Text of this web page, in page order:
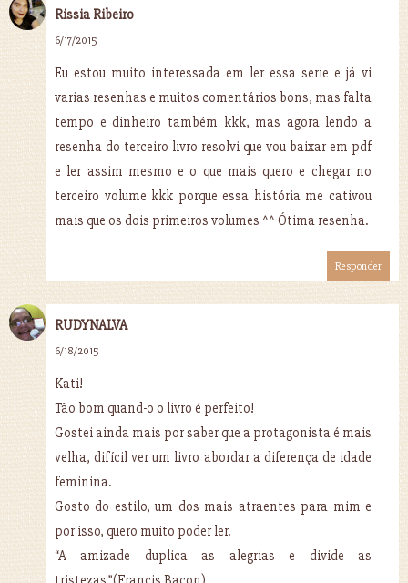
Rissia Ribeiro
6/17/2015
Eu estou muito interessada em ler essa serie e já vi
varias resenhas e muitos comentários bons, mas falta
tempo e dinheiro também kkk, mas agora lendo a
resenha do terceiro livro resolvi que vou baixar em pdf
e ler assim mesmo e o que mais quero e chegar no
terceiro volume kkk porque essa história me cativou
mais que os dois primeiros volumes ^^ Ótima resenha.
Responder
RUDYNALVA
6/18/2015
Kati!
Tão bom quand-o o livro é perfeito!
Gostei ainda mais por saber que a protagonista é mais
velha, difícil ver um livro abordar a diferença de idade
feminina.
Gosto do estilo, um dos mais atraentes para mim e
por isso, quero muito poder ler.
“A amizade duplica as alegrias e divide as